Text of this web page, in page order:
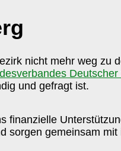
nicht mehr weg zu
Deutscher
und gefragt ist.
finanzielle
sorgen gemeinsam